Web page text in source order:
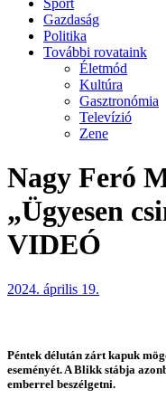
Gazdaság
Politika
További rovataink
Életmód
Kultúra
Gasztronómia
Televízió
Zene
Nagy Feró
„Ügyesen
VIDEÓ
2024. április 19.
Péntek délután zárt kapuk
eseményét. A Blikk stábja
emberrel beszélgetni.